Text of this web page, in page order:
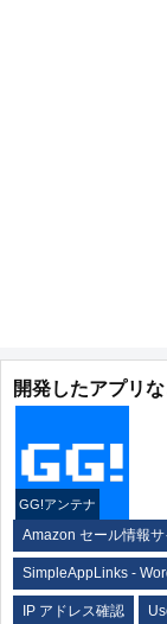
開発したアプリ
GG!アンテナ
Amazon セール情報サ
SimpleAppLinks -
IP アドレス確認